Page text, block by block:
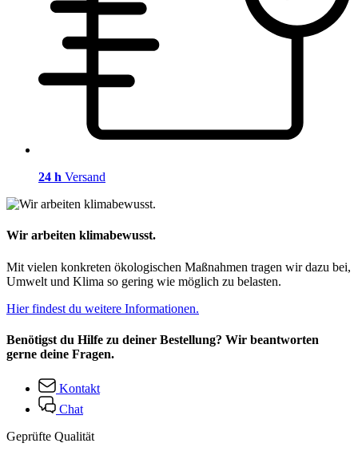
24 h Versand
Wir arbeiten klimabewusst.
Mit vielen konkreten ökologischen Maßnahmen tragen wir dazu bei,
Umwelt und Klima so gering wie möglich zu belasten.
Hier findest du weitere Informationen.
Benötigst du Hilfe zu deiner Bestellung? Wir beantworten
gerne deine Fragen.
Kontakt
Chat
Geprüfte Qualität